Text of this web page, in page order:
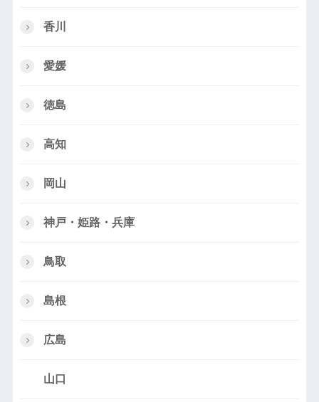
香川
愛媛
徳島
高知
岡山
神戸・姫路・兵庫
鳥取
島根
広島
山口